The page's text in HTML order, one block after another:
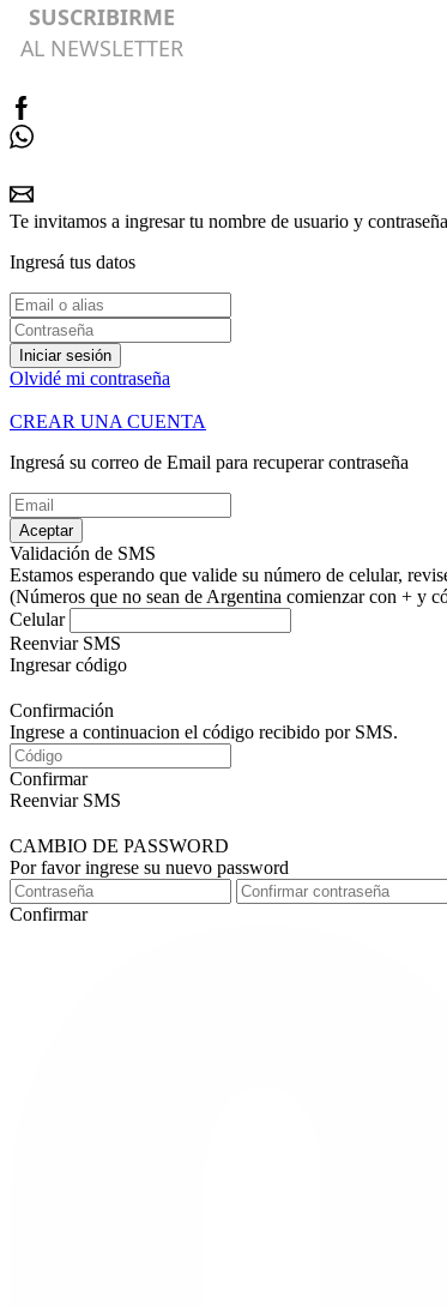
SUSCRIBIRME
AL NEWSLETTER
Te invitamos a ingresar tu nombre de usuario y
Ingresá tus datos
Iniciar sesión
Olvidé mi contraseña
CREAR UNA CUENTA
Ingresá su correo de Email para recuperar contraseña
Aceptar
Validación de SMS
Estamos esperando que valide su número de celular,
(Números que no sean de Argentina comienzar con + y
Celular
Reenviar SMS
Ingresar código
Confirmación
Ingrese a continuacion el código recibido por SMS.
Confirmar
Reenviar SMS
CAMBIO DE PASSWORD
Por favor ingrese su nuevo password
Confirmar